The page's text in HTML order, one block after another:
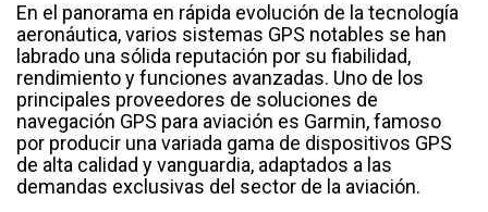
En el panorama en rápida evolución de la tecnología
aeronáutica, varios sistemas GPS notables se han
labrado una sólida reputación por su fiabilidad,
rendimiento y funciones avanzadas. Uno de los
principales proveedores de soluciones de
navegación GPS para aviación es Garmin, famoso
por producir una variada gama de dispositivos GPS
de alta calidad y vanguardia, adaptados a las
demandas exclusivas del sector de la aviación.